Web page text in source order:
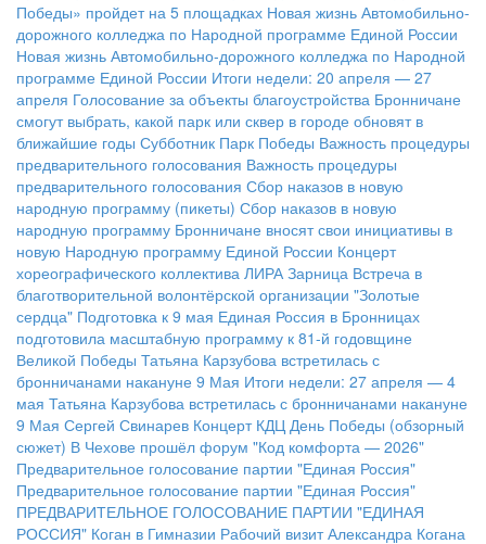
Победы» пройдет на 5 площадках Новая жизнь Автомобильно-
дорожного колледжа по Народной программе Единой России
Новая жизнь Автомобильно-дорожного колледжа по Народной
программе Единой России Итоги недели: 20 апреля — 27
апреля Голосование за объекты благоустройства Бронничане
смогут выбрать, какой парк или сквер в городе обновят в
ближайшие годы Субботник Парк Победы Важность процедуры
предварительного голосования Важность процедуры
предварительного голосования Сбор наказов в новую
народную программу (пикеты) Сбор наказов в новую
народную программу Бронничане вносят свои инициативы в
новую Народную программу Единой России Концерт
хореографического коллектива ЛИРА Зарница Встреча в
благотворительной волонтёрской организации "Золотые
сердца" Подготовка к 9 мая Единая Россия в Бронницах
подготовила масштабную программу к 81-й годовщине
Великой Победы Татьяна Карзубова встретилась с
бронничанами накануне 9 Мая Итоги недели: 27 апреля — 4
мая Татьяна Карзубова встретилась с бронничанами накануне
9 Мая Сергей Свинарев Концерт КДЦ День Победы (обзорный
сюжет) В Чехове прошёл форум "Код комфорта — 2026"
Предварительное голосование партии "Единая Россия"
Предварительное голосование партии "Единая Россия"
ПРЕДВАРИТЕЛЬНОЕ ГОЛОСОВАНИЕ ПАРТИИ "ЕДИНАЯ
РОССИЯ" Коган в Гимназии Рабочий визит Александра Когана